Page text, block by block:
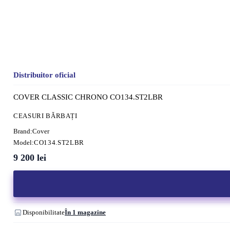
Distribuitor oficial
COVER CLASSIC CHRONO CO134.ST2LBR
CEASURI BĂRBAȚI
Brand:Cover
Model:CO134.ST2LBR
9 200 lei
DisponibilitateÎn 1 magazine